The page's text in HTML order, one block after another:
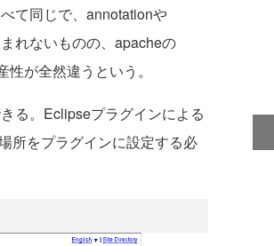
て同じで、annotationや
れないものの、apacheの
が全然違うという。
る。Eclipseプラグインによる
所をプラグインに設定する必